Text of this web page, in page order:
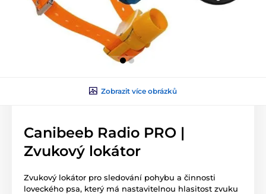
Zobrazit více obrázků
Canibeeb Radio PRO |
Zvukový lokátor
Zvukový lokátor pro sledování pohybu a činnosti
loveckého psa, který má nastavitelnou hlasitost zvuku